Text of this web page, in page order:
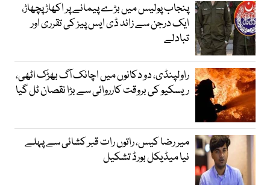
پنجاب پولیس میں بڑے پیمانے پر اکھاڑ پچھاڑ،
ایک درجن سے زائد ڈی ایس پیز کی تقرری اور
تبادلے
راولپنڈی، دو دکانوں میں اچانک آگ بھڑک اٹھی،
ریسکیو کی بروقت کارروائی سے بڑا نقصان ٹل گیا
میر رضا کیس، راتوں رات قبر کشائی سے پہلے
نیا میڈیکل بورڈ تشکیل